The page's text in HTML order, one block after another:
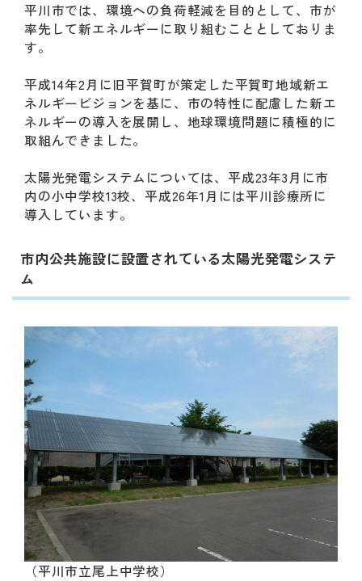
平川市では、環境への負荷軽減を目的として、市が
率先して新エネルギーに取り組むこととしておりま
す。
平成14年2月に旧平賀町が策定した平賀町地域新エ
ネルギービジョンを基に、市の特性に配慮した新エ
ネルギーの導入を展開し、地球環境問題に積極的に
取組んできました。
太陽光発電システムについては、平成23年3月に市
内の小中学校13校、平成26年1月には平川診療所に
導入しています。
市内公共施設に設置されている太陽光発電システ
ム
（平川市立尾上中学校）